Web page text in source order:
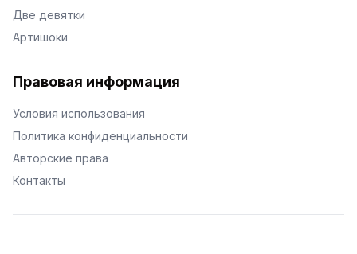
Две девятки
Артишоки
Правовая информация
Условия использования
Политика конфиденциальности
Авторские права
Контакты